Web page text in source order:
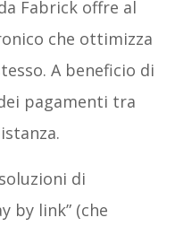
Fabrick offre al
che ottimizza
A beneficio di
pagamenti tra
di
by link” (che